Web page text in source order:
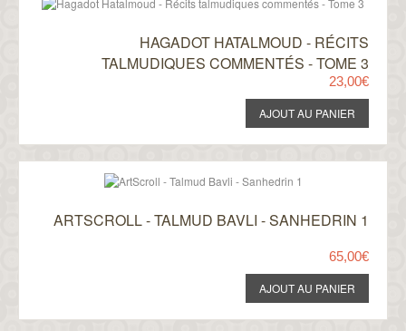
HAGADOT HATALMOUD - RÉCITS
TALMUDIQUES COMMENTÉS - TOME 3
23,00€
ARTSCROLL - TALMUD BAVLI - SANHEDRIN 1
65,00€